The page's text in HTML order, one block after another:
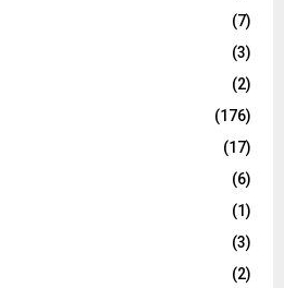
(7)
(3)
(2)
(176)
(17)
(6)
(1)
(3)
(2)